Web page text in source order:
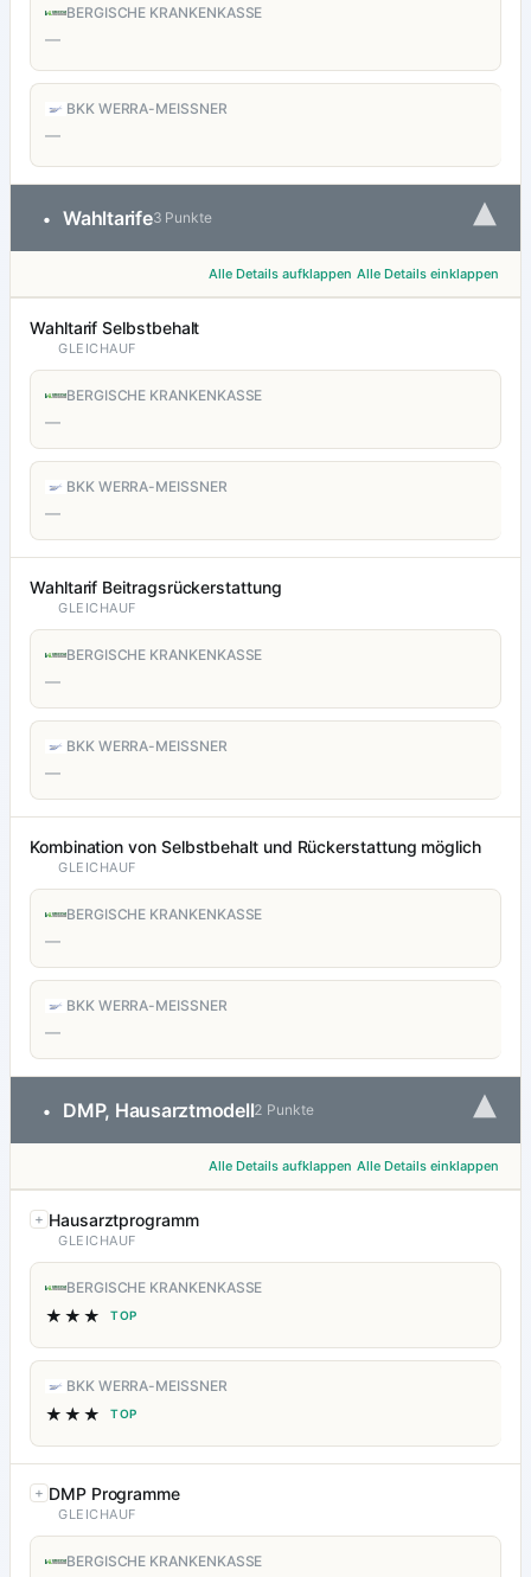
BERGISCHE KRANKENKASSE
—
BKK WERRA-MEISSNER
—
• Wahltarife3 Punkte ▾
Alle Details aufklappen Alle Details einklappen
Wahltarif Selbstbehalt
GLEICHAUF
BERGISCHE KRANKENKASSE
—
BKK WERRA-MEISSNER
—
Wahltarif Beitragsrückerstattung
GLEICHAUF
BERGISCHE KRANKENKASSE
—
BKK WERRA-MEISSNER
—
Kombination von Selbstbehalt und Rückerstattung möglich
GLEICHAUF
BERGISCHE KRANKENKASSE
—
BKK WERRA-MEISSNER
—
• DMP, Hausarztmodell2 Punkte ▾
Alle Details aufklappen Alle Details einklappen
Hausarztprogramm
GLEICHAUF
BERGISCHE KRANKENKASSE
★★★ TOP
BKK WERRA-MEISSNER
★★★ TOP
DMP Programme
GLEICHAUF
BERGISCHE KRANKENKASSE